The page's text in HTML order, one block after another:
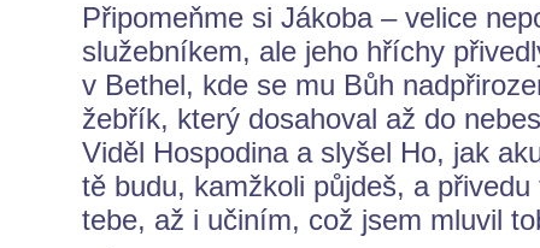
Připomeňme si Jákoba – velice
služebníkem, ale jeho hříchy
v Bethel, kde se mu Bůh
žebřík, který dosahoval až do
Viděl Hospodina a slyšel Ho, jak
tě budu, kamžkoli půjdeš, a
tebe, až i učiním, což jsem mluvil